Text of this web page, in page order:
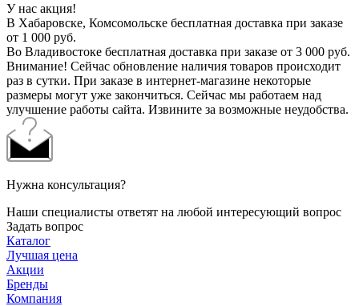
У нас акция!
В Хабаровске, Комсомольске бесплатная доставка при заказе
от 1 000 руб.
Во Владивостоке бесплатная доставка при заказе от 3 000 руб.
Внимание! Сейчас обновление наличия товаров происходит
раз в сутки. При заказе в интернет-магазине некоторые
размеры могут уже закончиться. Сейчас мы работаем над
улучшение работы сайта. Извините за возможные неудобства.
Нужна консультация?
Наши специалисты ответят на любой интересующий вопрос
Задать вопрос
Каталог
Лучшая цена
Акции
Бренды
Компания